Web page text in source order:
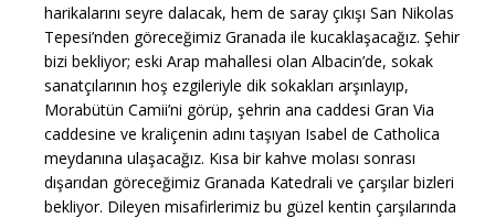
harikalarını seyre dalacak, hem de saray çıkışı San Nikolas
Tepesi’nden göreceğimiz Granada ile kucaklaşacağız. Şehir
bizi bekliyor; eski Arap mahallesi olan Albacin’de, sokak
sanatçılarının hoş ezgileriyle dik sokakları arşınlayıp,
Morabütün Camii’ni görüp, şehrin ana caddesi Gran Via
caddesine ve kraliçenin adını taşıyan Isabel de Catholica
meydanına ulaşacağız. Kısa bir kahve molası sonrası
dışarıdan göreceğimiz Granada Katedrali ve çarşılar bizleri
bekliyor. Dileyen misafirlerimiz bu güzel kentin çarşılarında